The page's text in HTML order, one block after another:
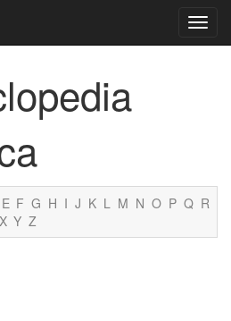
E F G H I J K L M N O P Q R
X Y Z